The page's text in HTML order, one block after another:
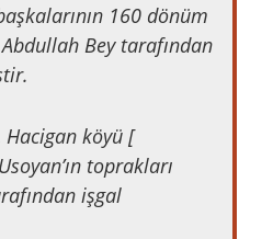
160 dönüm
Bey tarafından
Hacigan köyü [
toprakları
işgal